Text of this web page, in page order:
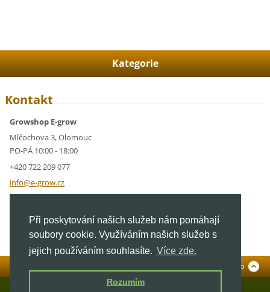
Při poskytování našich služeb nám pomáhají
soubory cookie. Využíváním našich služeb s
jejich používáním souhlasíte. Více zde.
Rozumím
Kategorie
Kontakt
Growshop E-grow
Mlčochova 3, Olomouc
PO-PÁ 10:00 - 18:00
+420 722 209 077
info@e-grow.cz
IČ: 05928591
DIČ: CZ05928591
To Top